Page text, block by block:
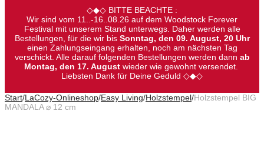
◇◆◇ BITTE BEACHTE :
Wir sind vom 11..-16..08.26 auf dem Woodstock Forever
Festival mit unserem Stand unterwegs. Daher werden alle
Bestellungen, für die wir bis Sonntag, den 09. August, 20 Uhr
einen Zahlungseingang erhalten, noch am nächsten Tag
verschickt. Alle darauf folgenden Bestellungen werden dann ab
Montag, den 17. August wieder wie gewohnt versendet.
Liebsten Dank für Deine Geduld ◇◆◇
Start/LaCozy-Onlineshop/Easy Living/Holzstempel/Holzstempel BIG
MANDALA ⌀ 12 cm